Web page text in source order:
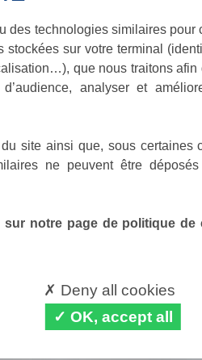
des technologies similaires pour
sur votre terminal
que nous traitons afin
analyser et
site ainsi que, sous certaines
ne peuvent être déposés
notre page de politique de
Deny all cookies
OK, accept all